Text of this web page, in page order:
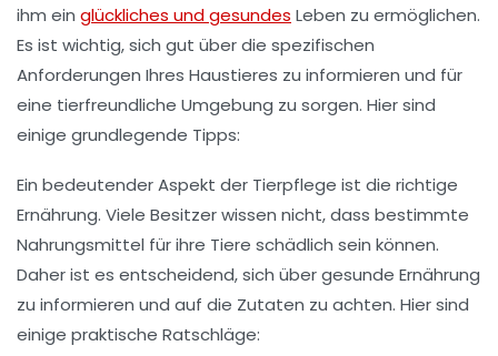
ihm ein glückliches und gesundes Leben zu ermöglichen.
Es ist wichtig, sich gut über die spezifischen
Anforderungen Ihres Haustieres zu informieren und für
eine tierfreundliche Umgebung zu sorgen. Hier sind
einige grundlegende Tipps:
Ein bedeutender Aspekt der Tierpflege ist die richtige
Ernährung. Viele Besitzer wissen nicht, dass bestimmte
Nahrungsmittel für ihre Tiere schädlich sein können.
Daher ist es entscheidend, sich über gesunde Ernährung
zu informieren und auf die Zutaten zu achten. Hier sind
einige praktische Ratschläge: